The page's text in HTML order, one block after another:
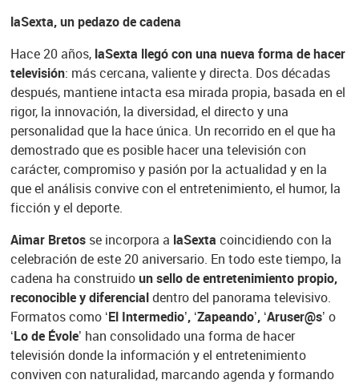
laSexta, un pedazo de cadena
Hace 20 años, laSexta llegó con una nueva forma de hacer
televisión: más cercana, valiente y directa. Dos décadas
después, mantiene intacta esa mirada propia, basada en el
rigor, la innovación, la diversidad, el directo y una
personalidad que la hace única. Un recorrido en el que ha
demostrado que es posible hacer una televisión con
carácter, compromiso y pasión por la actualidad y en la
que el análisis convive con el entretenimiento, el humor, la
ficción y el deporte.
Aimar Bretos se incorpora a laSexta coincidiendo con la
celebración de este 20 aniversario. En todo este tiempo, la
cadena ha construidoun sello de entretenimiento propio,
reconocible y diferencialdentro del panorama televisivo.
Formatos como ‘El Intermedio’, ‘Zapeando’, ‘Aruser@s’ o
‘Lo de Évole’ han consolidado una forma de hacer
televisión donde la información y el entretenimiento
conviven con naturalidad, marcando agenda y formando